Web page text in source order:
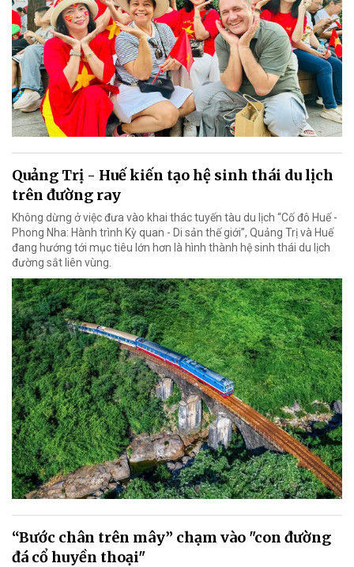
Quảng Trị - Huế kiến tạo hệ sinh thái du lịch
trên đường ray
Không dừng ở việc đưa vào khai thác tuyến tàu du lịch “Cố đô Huế -
Phong Nha: Hành trình Kỳ quan - Di sản thế giới”, Quảng Trị và Huế
đang hướng tới mục tiêu lớn hơn là hình thành hệ sinh thái du lịch
đường sắt liên vùng.
“Bước chân trên mây” chạm vào "con đường
đá cổ huyền thoại"